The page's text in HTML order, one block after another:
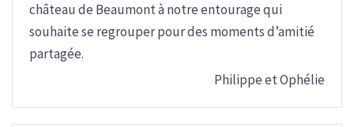
château de Beaumont à notre entourage qui
souhaite se regrouper pour des moments d’amitié
partagée.
Philippe et Ophélie